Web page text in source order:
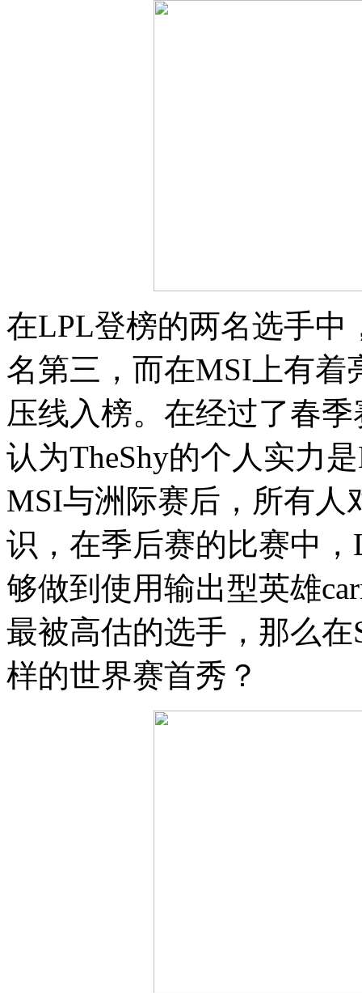
在LPL登榜的两名选手中
名第三，而在MSI上有着
压线入榜。在经过了春
认为TheShy的个人实力
MSI与洲际赛后，所有人
识，在季后赛的比赛中
够做到使用输出型英雄
最被高估的选手，那么在
样的世界赛首秀？